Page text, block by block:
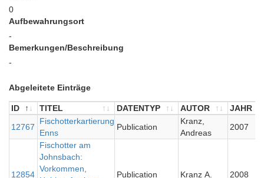
0
Aufbewahrungsort
-
Bemerkungen/Beschreibung
-
Abgeleitete Einträge
ID TITEL DATENTYP AUTOR
JAHR
TITEL AUTOR
12767
Fischotterkartierung
Enns
Publication
Kranz,
Andreas
2007
12854
Fischotter am
Johnsbach:
Vorkommen,
Publication Kranz A. 2008